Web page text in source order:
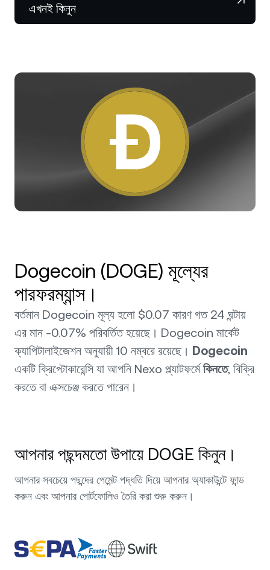
ফিউচার্স
DOT ১.৩৯%
SOL
নিউজ ও ইনসাইটস
Wealth Academy
এখনই কিনুন
Dogecoin (DOGE) মূল্যের
পারফরম্যান্স।
বর্তমান Dogecoin মূল্য হলো $0.07 কারণ গত 24 ঘন্টায়
এর মান -0.07% পরিবর্তিত হয়েছে। Dogecoin মার্কেট
ক্যাপিটালাইজেশন অনুযায়ী 10 নম্বরে রয়েছে। Dogecoin
একটি ক্রিপ্টোকারেন্সি যা আপনি Nexo প্ল্যাটফর্মেকিনতে, বিক্রি
করতে বা এক্সচেঞ্জ করতে পারেন।
আপনার পছন্দমতো উপায়ে DOGE কিনুন।
আপনার সবচেয়ে পছন্দের পেমেন্ট পদ্ধতি দিয়ে আপনার অ্যাকাউন্টে ফান্ড
করুন এবং আপনার পোর্টফোলিও তৈরি করা শুরু করুন।